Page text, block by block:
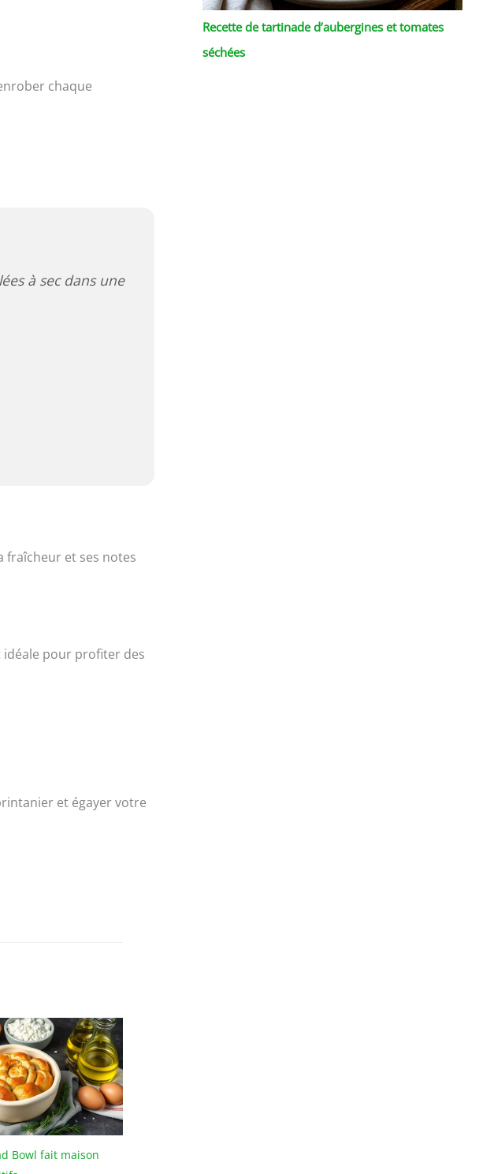
chaque
à sec dans une
fraîcheur et ses notes
idéale pour profiter des
et égayer votre
Bowl fait maison
Recette de tartinade d’aubergines et tomates
séchées